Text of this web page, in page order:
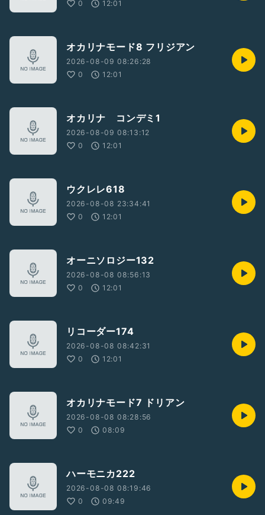
0
12:01
オカリナモード8 フリジアン
2026-08-09 08:26:28
0
12:01
オカリナ コンデミ1
2026-08-09 08:13:12
0
12:01
ウクレレ618
2026-08-08 23:34:41
0
12:01
オーニソロジー132
2026-08-08 08:56:13
0
12:01
リコーダー174
2026-08-08 08:42:31
0
12:01
オカリナモード7 ドリアン
2026-08-08 08:28:56
0
08:09
ハーモニカ222
2026-08-08 08:19:46
0
09:49